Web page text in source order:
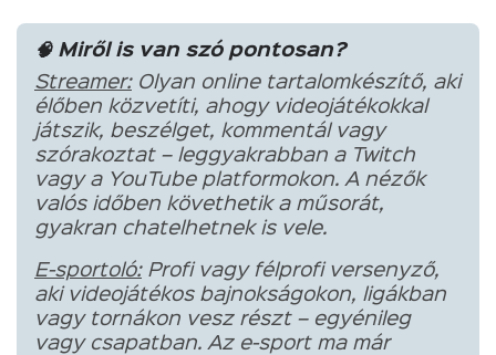
🧠 Miről is van szó pontosan?
Streamer:Olyan online tartalomkészítő, aki
élőben közvetíti, ahogy videojátékokkal
játszik, beszélget, kommentál vagy
szórakoztat – leggyakrabban a Twitch
vagy a YouTube platformokon. A nézők
valós időben követhetik a műsorát,
gyakran chatelhetnek is vele.
E-sportoló:Profi vagy félprofi versenyző,
aki videojátékos bajnokságokon, ligákban
vagy tornákon vesz részt – egyénileg
vagy csapatban. Az e-sport ma már